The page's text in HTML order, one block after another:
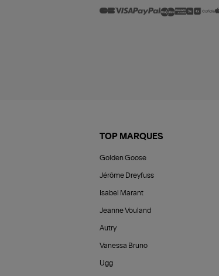
TOP MARQUES
Golden Goose
Jérôme Dreyfuss
Isabel Marant
Jeanne Vouland
Autry
Vanessa Bruno
Ugg